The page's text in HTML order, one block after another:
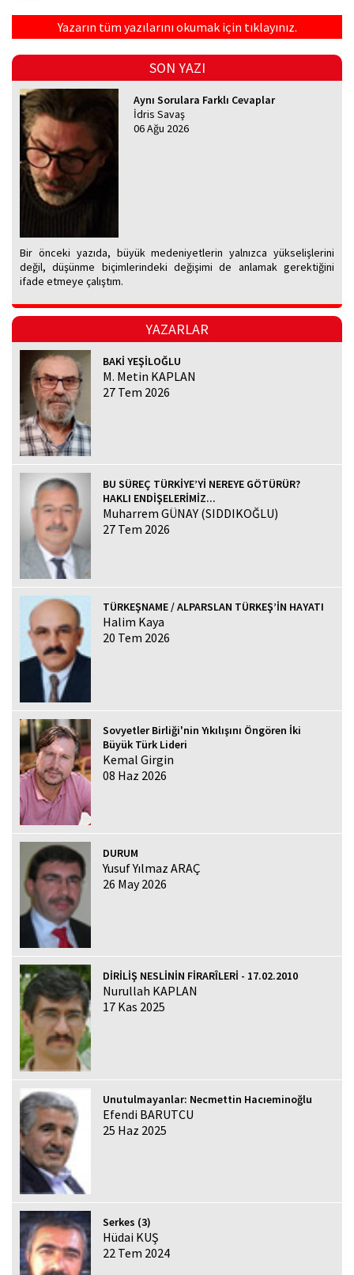
Yazarın tüm yazılarını okumak için tıklayınız.
SON YAZI
Aynı Sorulara Farklı Cevaplar
İdris Savaş
06 Ağu 2026
Bir önceki yazıda, büyük medeniyetlerin yalnızca yükselişlerini
değil, düşünme biçimlerindeki değişimi de anlamak gerektiğini
ifade etmeye çalıştım.
YAZARLAR
BAKİ YEŞİLOĞLU
M. Metin KAPLAN
27 Tem 2026
BU SÜREÇ TÜRKİYE’Yİ NEREYE GÖTÜRÜR?
HAKLI ENDİŞELERİMİZ...
Muharrem GÜNAY (SIDDIKOĞLU)
27 Tem 2026
TÜRKEŞNAME / ALPARSLAN TÜRKEŞ’İN HAYATI
Halim Kaya
20 Tem 2026
Sovyetler Birliği'nin Yıkılışını Öngören İki
Büyük Türk Lideri
Kemal Girgin
08 Haz 2026
DURUM
Yusuf Yılmaz ARAÇ
26 May 2026
DİRİLİŞ NESLİNİN FİRARÎLERİ - 17.02.2010
Nurullah KAPLAN
17 Kas 2025
Unutulmayanlar: Necmettin Hacıeminoğlu
Efendi BARUTCU
25 Haz 2025
Serkes (3)
Hüdai KUŞ
22 Tem 2024